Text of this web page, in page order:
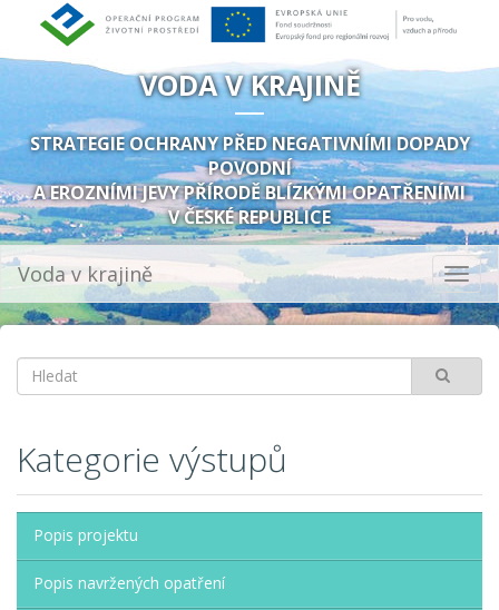
hlavnímu
obsahu
VODA V KRAJINĚ
STRATEGIE OCHRANY PŘED NEGATIVNÍMI DOPADY
POVODNÍ
A EROZNÍMI JEVY PŘÍRODĚ BLÍZKÝMI OPATŘENÍMI
V ČESKÉ REPUBLICE
Voda v krajině
Kategorie výstupů
Popis projektu
Popis navržených opatření